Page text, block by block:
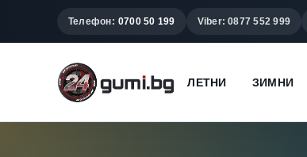
Телефон: 0700 50 199 Viber: 0877 552 999
ЛЕТНИ ЗИМНИ